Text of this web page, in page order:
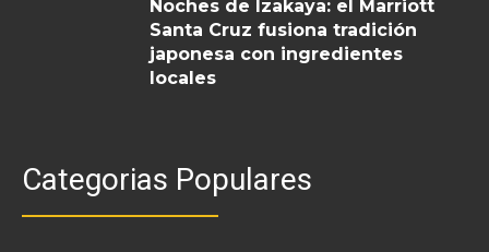
Noches de Izakaya: el Marriott
Santa Cruz fusiona tradición
japonesa con ingredientes
locales
Categorias Populares